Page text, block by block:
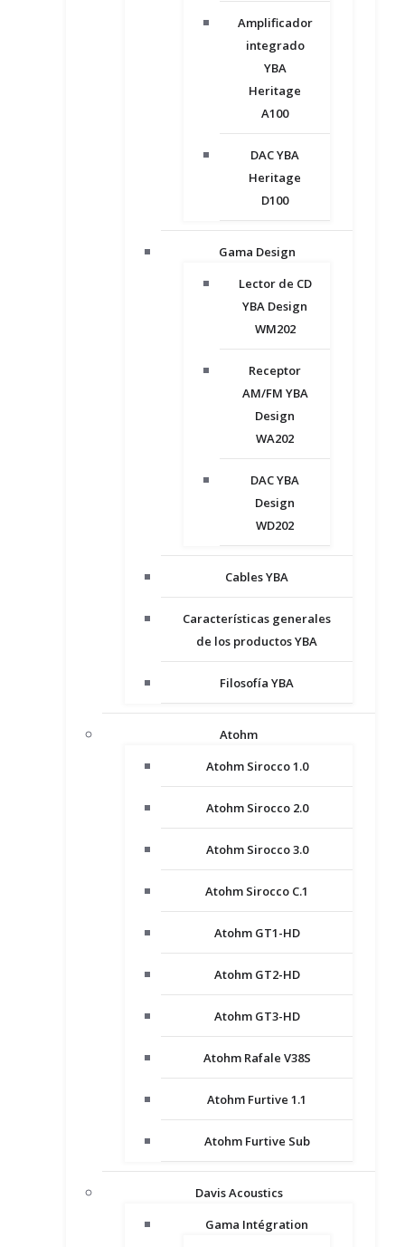
Amplificador
integrado
YBA
Heritage
A100
DAC YBA
Heritage
D100
Gama Design
Lector de CD
YBA Design
WM202
Receptor
AM/FM YBA
Design
WA202
DAC YBA
Design
WD202
Cables YBA
Características generales
de los productos YBA
Filosofía YBA
Atohm
Atohm Sirocco 1.0
Atohm Sirocco 2.0
Atohm Sirocco 3.0
Atohm Sirocco C.1
Atohm GT1-HD
Atohm GT2-HD
Atohm GT3-HD
Atohm Rafale V38S
Atohm Furtive 1.1
Atohm Furtive Sub
Davis Acoustics
Gama Intégration